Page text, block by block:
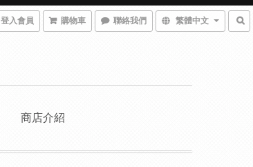
登入會員 購物車 聯絡我們 繁體中文
商店介紹